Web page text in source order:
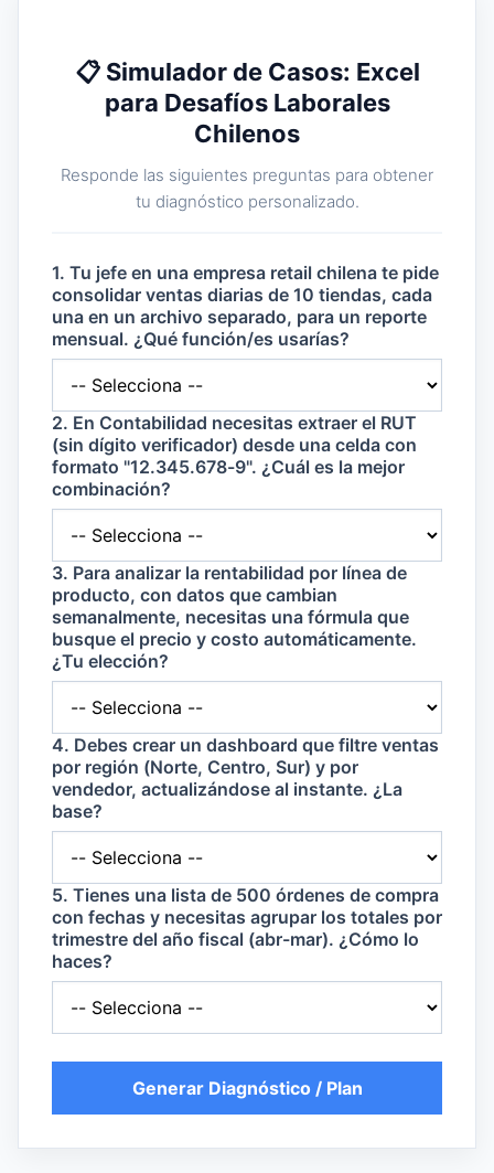
📋 Simulador de Casos: Excel
para Desafíos Laborales
Chilenos
Responde las siguientes preguntas para obtener
tu diagnóstico personalizado.
1. Tu jefe en una empresa retail chilena te pide
consolidar ventas diarias de 10 tiendas, cada
una en un archivo separado, para un reporte
mensual. ¿Qué función/es usarías?
2. En Contabilidad necesitas extraer el RUT
(sin dígito verificador) desde una celda con
formato "12.345.678-9". ¿Cuál es la mejor
combinación?
3. Para analizar la rentabilidad por línea de
producto, con datos que cambian
semanalmente, necesitas una fórmula que
busque el precio y costo automáticamente.
¿Tu elección?
4. Debes crear un dashboard que filtre ventas
por región (Norte, Centro, Sur) y por
vendedor, actualizándose al instante. ¿La
base?
5. Tienes una lista de 500 órdenes de compra
con fechas y necesitas agrupar los totales por
trimestre del año fiscal (abr-mar). ¿Cómo lo
haces?
Generar Diagnóstico / Plan